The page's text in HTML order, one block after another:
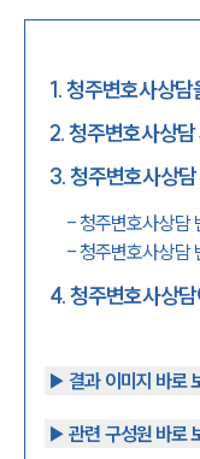
1.청주변호사상담
2.청주변호사상담
3.청주변호사상
-청주변호사상담
-청주변호사상담
4.청주변호사상
▶︎ 결과 이미지 바로
▶︎ 관련 구성원 바로